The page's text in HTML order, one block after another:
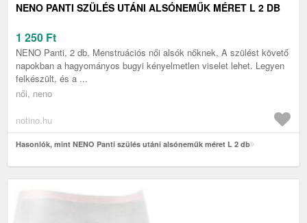
NENO PANTI SZÜLÉS UTÁNI ALSÓNEMŰK MÉRET L 2 DB
1 250 Ft
NENO Panti, 2 db, Menstruációs női alsók nőknek, A szülést követő
napokban a hagyományos bugyi kényelmetlen viselet lehet. Legyen
felkészült, és a ...
női, neno
notino.hu
Hasonlók, mint NENO Panti szülés utáni alsóneműk méret L 2 db